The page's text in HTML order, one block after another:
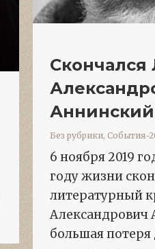
Скончался
Аннинский
Без рубрики, События-
6 ноября 2019
году жизни
литературный
Александрович
большая потеря